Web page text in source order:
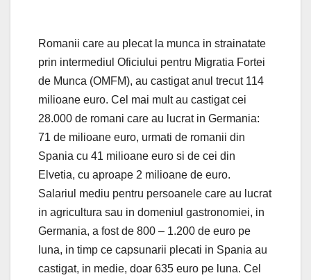
Romanii care au plecat la munca in strainatate
prin intermediul Oficiului pentru Migratia Fortei
de Munca (OMFM), au castigat anul trecut 114
milioane euro. Cel mai mult au castigat cei
28.000 de romani care au lucrat in Germania:
71 de milioane euro, urmati de romanii din
Spania cu 41 milioane euro si de cei din
Elvetia, cu aproape 2 milioane de euro.
Salariul mediu pentru persoanele care au lucrat
in agricultura sau in domeniul gastronomiei, in
Germania, a fost de 800 – 1.200 de euro pe
luna, in timp ce capsunarii plecati in Spania au
castigat, in medie, doar 635 euro pe luna. Cel